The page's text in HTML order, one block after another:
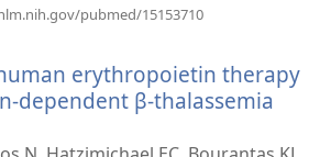
pubmed/15153710
mới)
erythropoietin therapy
dependent β-thalassemia